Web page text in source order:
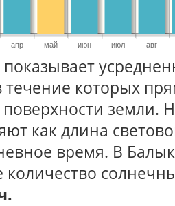
апр май июн июл авг
течение которых
поверхности земли.
как длина
время. В
количество